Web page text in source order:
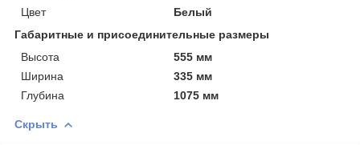
Цвет
Белый
Габаритные и присоединительные размеры
Высота
555 мм
Ширина
335 мм
Глубина
1075 мм
Скрыть